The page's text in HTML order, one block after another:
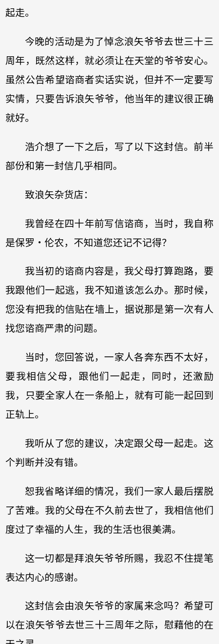
起走。
今晚的活动是为了悼念浪矢爷爷去世三十三
周年，既然这样，就必须让在天堂的爷爷安心。
虽然公告希望谘商者实话实说，但并不一定要写
实情，只要告诉浪矢爷爷，他当年的建议很正确
就好。
浩介想了一下之后，写了以下这封信。前半
部份和第一封信几乎相同。
致浪矢杂货店：
我曾经在四十年前写信谘商，当时，我自称
是保罗‧伦农，不知道您还记不记得？
我当初的谘商内容是，我父母打算跑路，要
我跟他们一起逃，我不知道该怎么办。那时候，
您没有把我的信贴在墙上，据说那是第一次有人
找您谘商严肃的问题。
当时，您回答说，一家人各奔东西不太好，
要我相信父母，跟他们一起走，同时，还激励
我，只要全家人在一条船上，就有可能一起回到
正轨上。
我听从了您的建议，决定跟父母一起走。这
个判断并没有错。
恕我省略详细的情况，我们一家人最后摆脱
了苦难。我的父母在不久前去世了，我相信他们
度过了幸福的人生，我的生活也很美满。
这一切都是拜浪矢爷爷所赐，我忍不住提笔
表达内心的感谢。
这封信会由浪矢爷爷的家属来念吗？希望可
以在浪矢爷爷去世三十三周年之际，慰藉他的在